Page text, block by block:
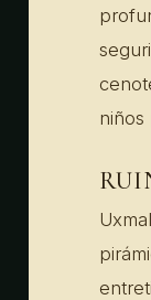
niños